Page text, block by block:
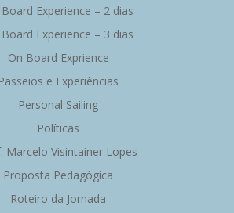
Experience – 2 dias
Experience – 3 dias
On Board Exprience
Passeios e Experiências
Personal Sailing
Políticas
Marcelo Visintainer Lopes
Proposta Pedagógica
Roteiro da Jornada